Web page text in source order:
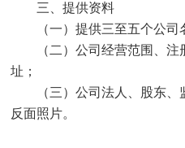
三、提供资料
（一）提供三至五个公司
（二）公司经营范围、
址；
（三）公司法人、股东
反面照片。